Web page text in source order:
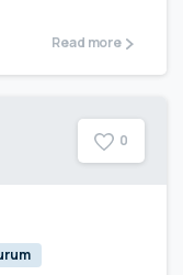
Read more
0